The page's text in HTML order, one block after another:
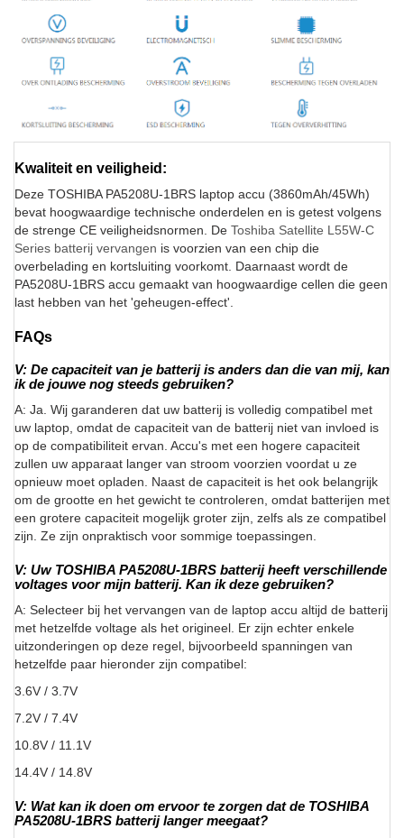
Kwaliteit en veiligheid:
Deze TOSHIBA PA5208U-1BRS laptop accu (3860mAh/45Wh)
bevat hoogwaardige technische onderdelen en is getest volgens
de strenge CE veiligheidsnormen. De Toshiba Satellite L55W-C
Series batterij vervangen is voorzien van een chip die
overbelading en kortsluiting voorkomt. Daarnaast wordt de
PA5208U-1BRS accu gemaakt van hoogwaardige cellen die geen
last hebben van het 'geheugen-effect'.
FAQs
V: De capaciteit van je batterij is anders dan die van mij, kan
ik de jouwe nog steeds gebruiken?
A: Ja. Wij garanderen dat uw batterij is volledig compatibel met
uw laptop, omdat de capaciteit van de batterij niet van invloed is
op de compatibiliteit ervan. Accu's met een hogere capaciteit
zullen uw apparaat langer van stroom voorzien voordat u ze
opnieuw moet opladen. Naast de capaciteit is het ook belangrijk
om de grootte en het gewicht te controleren, omdat batterijen met
een grotere capaciteit mogelijk groter zijn, zelfs als ze compatibel
zijn. Ze zijn onpraktisch voor sommige toepassingen.
V: Uw TOSHIBA PA5208U-1BRS batterij heeft verschillende
voltages voor mijn batterij. Kan ik deze gebruiken?
A: Selecteer bij het vervangen van de laptop accu altijd de batterij
met hetzelfde voltage als het origineel. Er zijn echter enkele
uitzonderingen op deze regel, bijvoorbeeld spanningen van
hetzelfde paar hieronder zijn compatibel:
3.6V / 3.7V
7.2V / 7.4V
10.8V / 11.1V
14.4V / 14.8V
V: Wat kan ik doen om ervoor te zorgen dat de TOSHIBA
PA5208U-1BRS batterij langer meegaat?